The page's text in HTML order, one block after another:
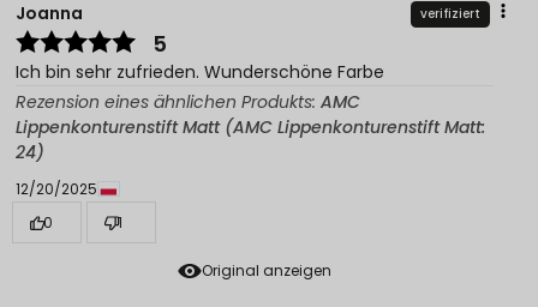
Original anzeigen
Joanna verifiziert
5
Ich bin sehr zufrieden. Wunderschöne Farbe
Rezension eines ähnlichen Produkts: AMC
Lippenkonturenstift Matt (AMC Lippenkonturenstift Matt:
24)
12/20/2025
0
1